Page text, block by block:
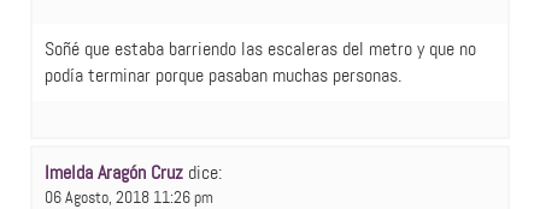
Soñé que estaba barriendo las escaleras del metro y que no
podía terminar porque pasaban muchas personas.
Imelda Aragón Cruz dice:
06 Agosto, 2018 11:26 pm